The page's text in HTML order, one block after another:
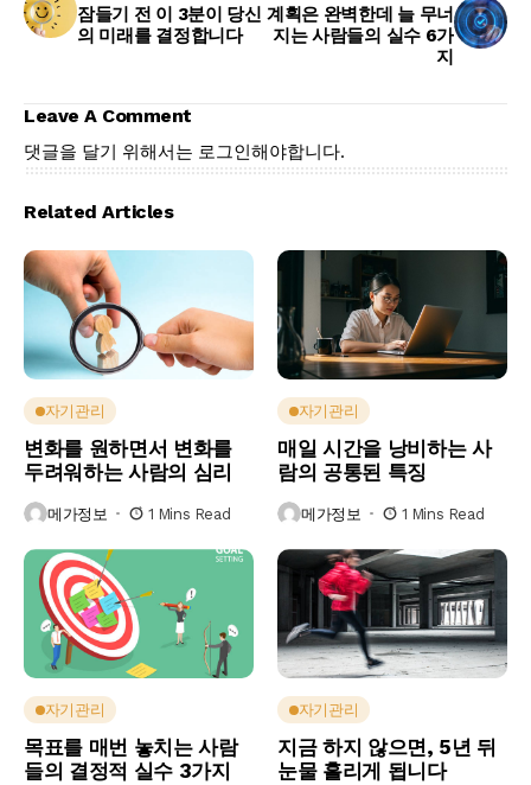
잠들기 전 이 3분이 당신
의 미래를 결정합니다
계획은 완벽한데 늘 무너
지는 사람들의 실수 6가
지
Leave A Comment
댓글을 달기 위해서는 로그인해야합니다.
Related Articles
자기관리
변화를 원하면서 변화를
두려워하는 사람의 심리
메가정보 1 Mins Read
자기관리
매일 시간을 낭비하는 사
람의 공통된 특징
메가정보 1 Mins Read
자기관리
목표를 매번 놓치는 사람
들의 결정적 실수 3가지
자기관리
지금 하지 않으면, 5년 뒤
눈물 흘리게 됩니다